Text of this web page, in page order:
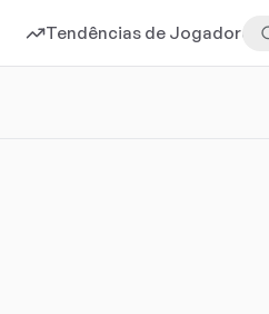
Tendências de Jogadores